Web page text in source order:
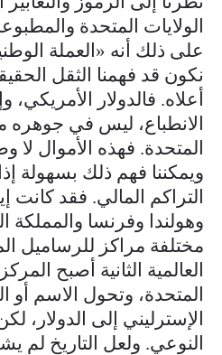
الولايات المتحدة
على ذلك أنه «العملة
نكون قد فهمنا الثقل
أعلاه. فالدولار
الانطباع، ليس في جوهره
المتحدة. فهذه الأموال لا
ويمكننا فهم ذلك بسهولة
التراكم المالي. فقد كانت
وهولندا وفرنسا والمملكة
مختلفة مراكز للرساميل
العالمية الثانية أصبح
المتحدة، وتحول الاسم أو
الإسترليني إلى الدولار،
النوعي. ولعل التاريخ لم